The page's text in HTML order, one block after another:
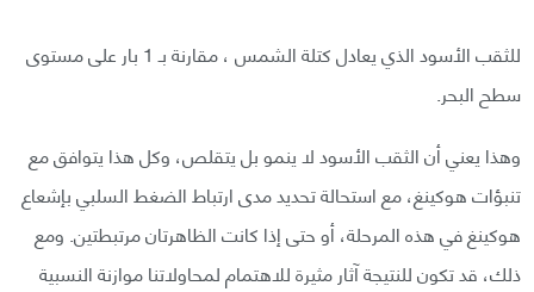
للثقب الأسود الذي يعادل كتلة الشمس ، مقارنة بـ 1 بار على مستوى
سطح البحر.
وهذا يعني أن الثقب الأسود لا ينمو بل يتقلص، وكل هذا يتوافق مع
تنبؤات هوكينغ، مع استحالة تحديد مدى ارتباط الضغط السلبي بإشعاع
هوكينغ في هذه المرحلة، أو حتى إذا كانت الظاهرتان مرتبطتين. ومع
ذلك، قد تكون للنتيجة آثار مثيرة للاهتمام لمحاولاتنا موازنة النسبية